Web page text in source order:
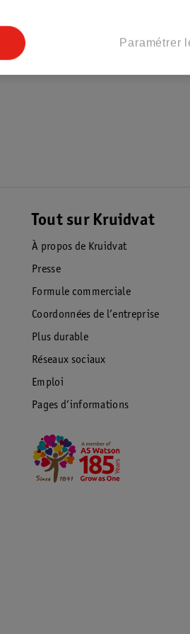
Tout sur Kruidvat
À propos de Kruidvat
Presse
Formule commerciale
Coordonnées de l’entreprise
Plus durable
Réseaux sociaux
Emploi
Pages d’informations
Paramétrer